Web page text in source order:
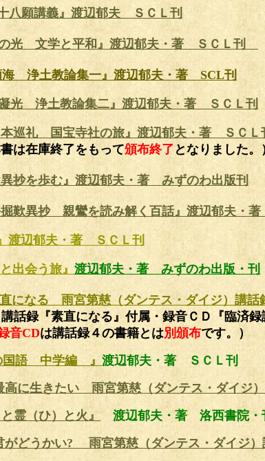
十八願講義』渡辺郁夫 ＳＣＬ刊
の光 文学と平和』渡辺郁夫・著 ＳＣＬ刊
海 浄土教論集一』渡辺郁夫・著 SCL刊
礙光 浄土教論集二』渡辺郁夫・著 ＳＣＬ刊
本巡礼 国宝寺社の旅』渡辺郁夫・著 ＳＣＬ
在庫終了をもって頒布終了 となりました。
異抄を歩む』渡辺郁夫・著 みずのわ出版刊
掘歎異抄 親鸞を読み解く百話』渡辺郁夫・
渡辺郁夫・著 ＳＣＬ刊
出会う旅』 渡辺郁夫・著 みずのわ出版・刊
直になる 雨宮第慈（ダンテス・ダイジ）講話
講話録『素直になる』付属・録音ＣＤ『臨済録
音CDは講話録４の書籍とは別頒布です。）
国語 中学編 』 渡辺郁夫・著 ＳＣＬ刊
高に生きたい 雨宮第慈（ダンテス・ダイジ
と霊（ひ）と火』
渡辺郁夫・著 洛西書院・
がどうかい? 雨宮第慈（ダンテス・ダイジ）